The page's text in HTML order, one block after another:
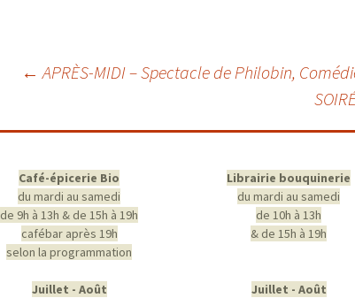
← APRÈS-MIDI – Spectacle de Philobin,
Café-épicerie Bio
du mardi au samedi
de 9h à 13h & de 15h à 19h
cafébar après 19h
selon la programmation
Juillet - Août
Librairie bouquinerie
du mardi au samedi
de 10h à 13h
& de 15h à 19h
Juillet - Août